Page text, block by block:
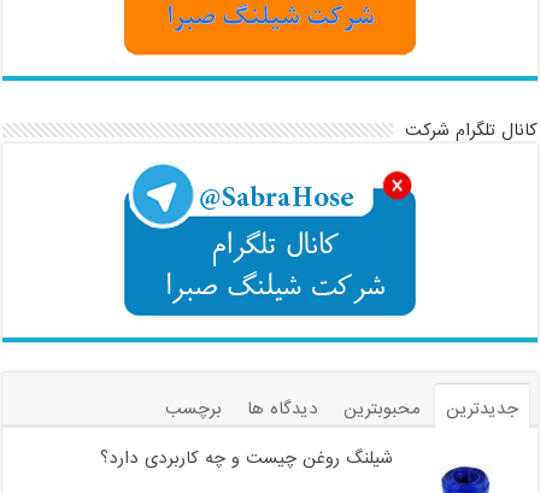
کانال تلگرام شرکت
جدیدترین محبوبترین دیدگاه ها
برچسب
شیلنگ روغن چیست و چه کاربردی دارد؟